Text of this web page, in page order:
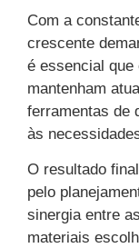
Com a
crescente
é essencial
mantenham
ferramentas de
às
O resultado
pelo
sinergia entre
materiais